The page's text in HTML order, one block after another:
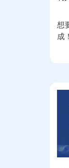
想
成！